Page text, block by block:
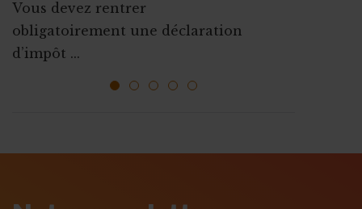
Vous devez rentrer
obligatoirement une déclaration
d’impôt ...
Que ce soit pour augmenter vos
ressources, vous faire connaî...
La plupart des mesures d’aides à
l’emploi sont mises ...
1 2 3 4